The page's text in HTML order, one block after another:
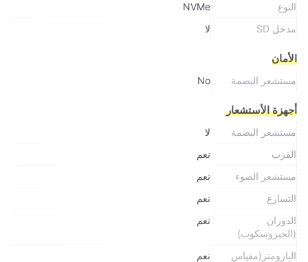
النوع
NVMe
مدخل SD
لا
الأمان
مستشعر البصمة No
أجهزة الأستشعار
مستشعر البصمة
لا
القرب
نعم
مستشعر الضوء
نعم
التسارع
نعم
الدوران
(الجيروسكوب)
نعم
البارومتر(مقياس
نعم